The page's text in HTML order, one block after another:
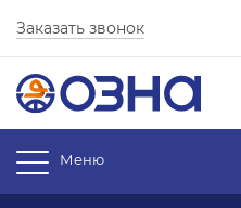
Заказать звонок
Меню